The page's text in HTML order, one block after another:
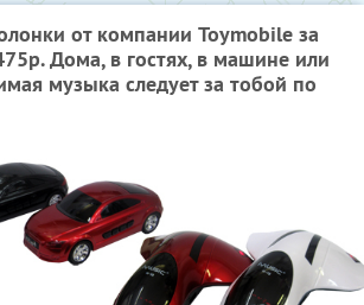
от компании Toymobile за
Дома, в гостях, в машине или
музыка следует за тобой по